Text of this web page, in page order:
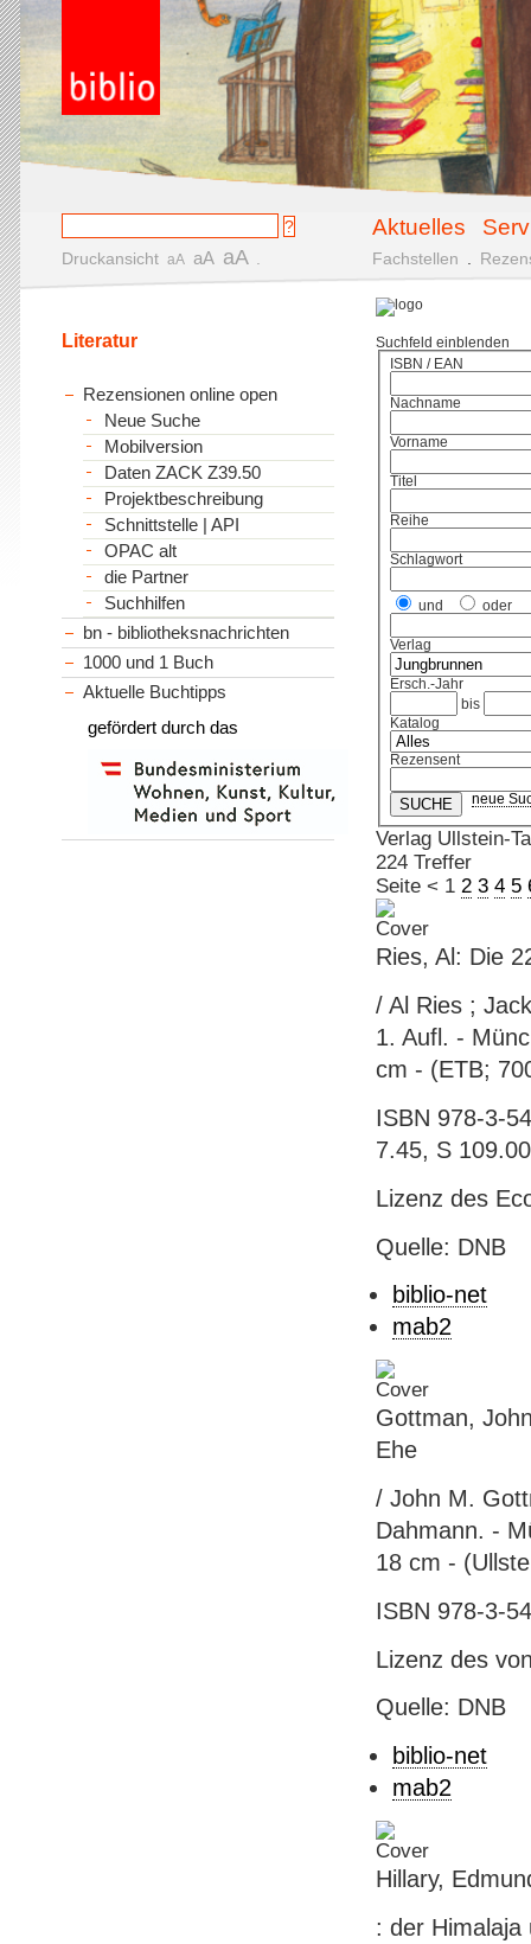
Aktuelles
Druckansicht aA aA aA Fachstellen
Suchfeld einblenden
ISBN / EAN
Nachname
Vorname
Titel
Reihe
Schlagwort
und oder
Verlag
Ersch.-Jahr
bis
Katalog
Rezensent
neue
Verlag Ullstein-
224 Treffer
Seite < 1 2 3 4 5
Ries, Al: Die
/ Al Ries ;
1. Aufl. -
cm - (ETB;
ISBN 978-3-
7.45, S 109.00
Lizenz des
Quelle: DNB
biblio-net
mab2
Gottman,
Ehe
/ John M.
Dahmann. -
18 cm -
ISBN 978-3-
Lizenz des
Quelle: DNB
biblio-net
mab2
Hillary,
: der Himalaja
Literatur
Rezensionen online open
Neue Suche
Mobilversion
Daten ZACK Z39.50
Projektbeschreibung
Schnittstelle | API
OPAC alt
die Partner
Suchhilfen
bn - bibliotheksnachrichten
1000 und 1 Buch
Aktuelle Buchtipps
gefördert durch das